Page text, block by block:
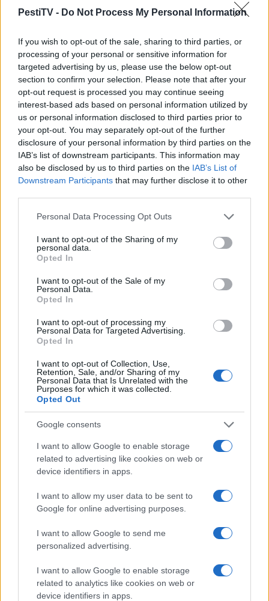
PestiTV - Do Not Process My Personal Information
If you wish to opt-out of the sale, sharing to third parties, or
processing of your personal or sensitive information for
targeted advertising by us, please use the below opt-out
section to confirm your selection. Please note that after your
opt-out request is processed you may continue seeing
interest-based ads based on personal information utilized by
us or personal information disclosed to third parties prior to
your opt-out. You may separately opt-out of the further
disclosure of your personal information by third parties on the
IAB’s list of downstream participants. This information may
also be disclosed by us to third parties on the IAB’s List of
Downstream Participants that may further disclose it to other
Please note that this website/app uses one or more Google
not limited to your visit or usage behaviour. You may click to
grant or deny consent to Google and its third-party tags to
use your data for below specified purposes in below Google
consent section.
Personal Data Processing Opt Outs
I want to opt-out of the Sharing of my
personal data.
Opted In
I want to opt-out of the Sale of my
Personal Data.
Opted In
I want to opt-out of processing my
Personal Data for Targeted Advertising.
Opted In
I want to opt-out of Collection, Use,
Retention, Sale, and/or Sharing of my
Personal Data that Is Unrelated with the
Purposes for which it was collected.
Opted Out
Google consents
I want to allow Google to enable storage
related to advertising like cookies on web or
device identifiers in apps.
I want to allow my user data to be sent to
Google for online advertising purposes.
I want to allow Google to send me
personalized advertising.
I want to allow Google to enable storage
related to analytics like cookies on web or
device identifiers in apps.
GERILLA BÁR PESTITV
szépségének titka
2022.05.31.
GERILLA BÁR PESTITV
Erdélyi turnéra indul a Sárik Péter
Trió
2022.05.31.
FŐCÍM
Libernyákok
elemző műsor a baloldal hazugságairól Görbe tükör a baloldalról
elemző műsor a baloldal hazugságairól
Küzdőtér
talk-show
Hópelyhek olvadása